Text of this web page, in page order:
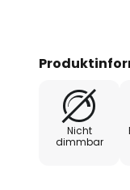
Nicht
dimmbar